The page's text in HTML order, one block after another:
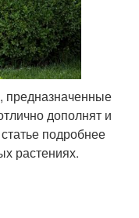
предназначенные
дополнят и
подробнее
растениях.